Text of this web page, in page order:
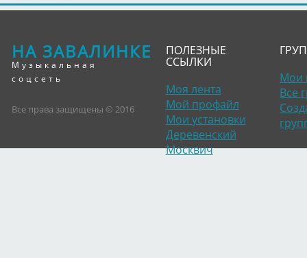
НА ЗАВАЛИНКЕ
Музыкальная
соцсеть
Все права защищены © 2016
ПОЛЕЗНЫЕ
ССЫЛКИ
Моя лента
Мой профайл
Мои установки
Деревенский
Москвич
Мои
Все